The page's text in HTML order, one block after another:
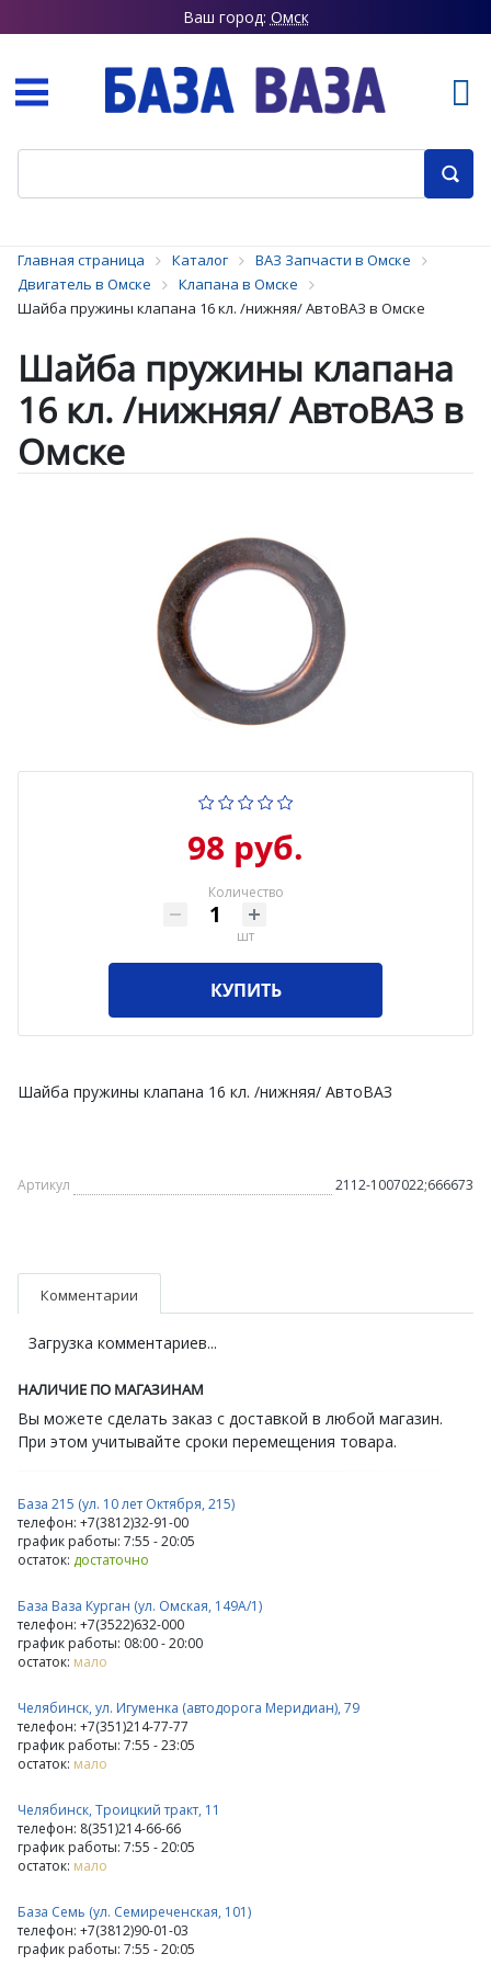
Ваш город: Омск
Главная страница Каталог
ВАЗ Запчасти в Омске
Двигатель в Омске
Клапана в Омске
Шайба пружины клапана 16 кл. /нижняя/ АвтоВАЗ в Омске
Шайба пружины клапана
16 кл. /нижняя/ АвтоВАЗ в
Омске
98 руб.
Количество
шт
КУПИТЬ
Шайба пружины клапана 16 кл. /нижняя/ АвтоВАЗ
Артикул 2112-1007022;666673
Комментарии
Загрузка комментариев...
НАЛИЧИЕ ПО МАГАЗИНАМ
Вы можете сделать заказ с доставкой в любой магазин.
При этом учитывайте сроки перемещения товара.
База 215 (ул. 10 лет Октября, 215)
телефон: +7(3812)32-91-00
график работы: 7:55 - 20:05
остаток: достаточно
База Ваза Курган (ул. Омская, 149А/1)
телефон: +7(3522)632-000
график работы: 08:00 - 20:00
остаток: мало
Челябинск, ул. Игуменка (автодорога Меридиан), 79
телефон: +7(351)214-77-77
график работы: 7:55 - 23:05
остаток: мало
Челябинск, Троицкий тракт, 11
телефон: 8(351)214-66-66
график работы: 7:55 - 20:05
остаток: мало
База Семь (ул. Семиреченская, 101)
телефон: +7(3812)90-01-03
график работы: 7:55 - 20:05